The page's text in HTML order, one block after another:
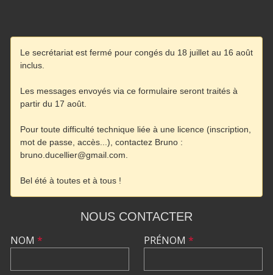
NOUS CONTACTER
NOM * PRÉNOM *